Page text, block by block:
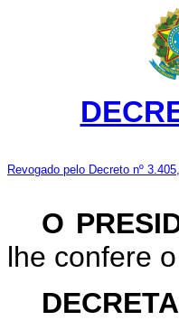
Revogado pelo Decreto nº
O
lhe confere